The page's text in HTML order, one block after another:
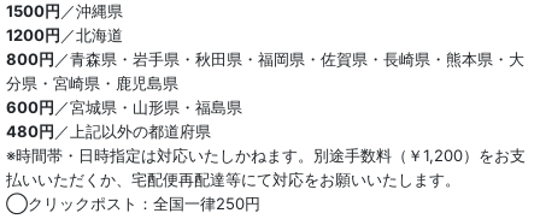
1500円 ／沖縄県
1200円 ／北海道
800円 ／青森県・岩手県・秋田県・福岡県・佐賀県・長崎県・熊本県・大
分県・宮崎県・鹿児島県
600円 ／宮城県・山形県・福島県
480円 ／上記以外の都道府県
※時間帯・日時指定は対応いたしかねます。別途手数料（￥1,200）をお支
払いいただくか、宅配便再配達等にて対応をお願いいたします。
◯クリックポスト：全国一律250円